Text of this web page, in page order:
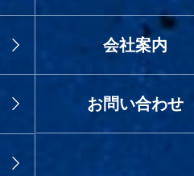
会社案内
お問い合わせ